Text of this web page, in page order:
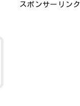
スポンサーリンク